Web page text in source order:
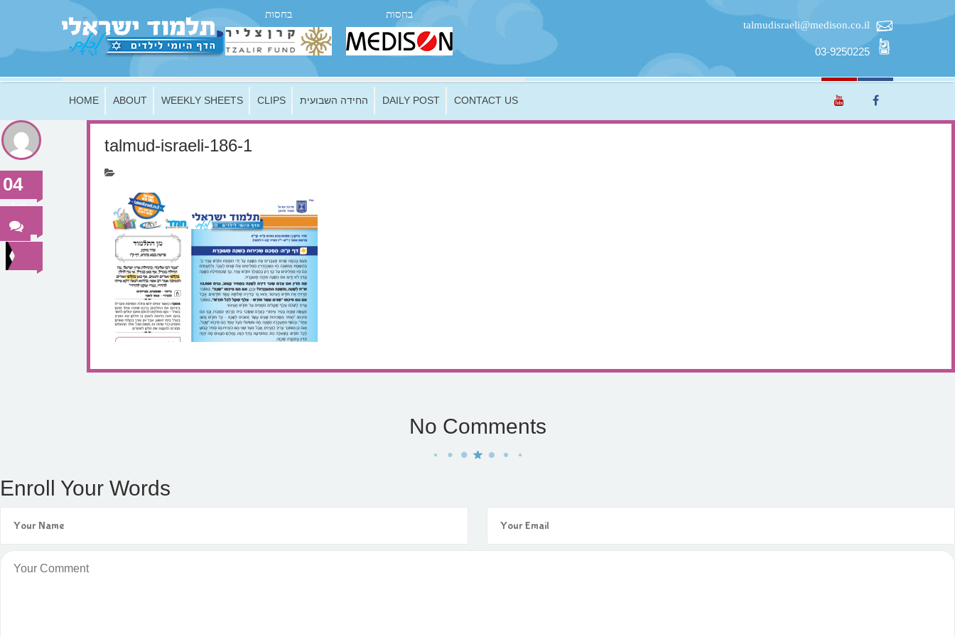
בחסות
בחסות
talmudisraeli@medison.co.il
03-9250225
HOME ABOUT WEEKLY SHEETS CLIPS החידה השבועית DAILY POST CONTACT US
04
Feb
0
talmud-israeli-186-1
No Comments
Enroll Your Words